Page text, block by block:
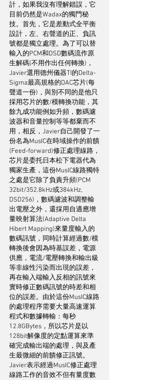
計，如果我沒有理解錯誤，它
目前仍然是Wadax的獨門秘
技。首先，它是差動式全平衡
設計，左、右聲道的正、負訊
號都是獨立處理。為了可以替
輸入的PCM和DSD數碼流作原
生解碼(不用作出任何轉換)，
Javier選用德州儀器TI的Delta-
Sigma最高規格的DAC芯片(每
聲道一份)，與別不同的是他只
採用芯片的數/模轉換功能，其
餘九成功能例如升頻，數碼濾
波器和音量控制等等都棄而不
用，相反，Javier自己開發了一
份名為MusIC在時域操作的前饋
(Feed-forward)修正處理線路，
芯片是委托日本松下電器代為
獨家生產，這份MusIC線路獨特
之處是它除了負責升頻(PCM
32bit/352.8kHz或384kHz,
DSD256)，數碼濾波和調整輸
出電壓之外，還採用自適應增
量映射算法(Adaptive Delta
Hibert Mapping)來量度輸入的
數碼訊號，同時計算經過數/模
轉換後會因為時基誤差，電源
供應，電流/電壓轉換和輸出級
等非線性污染而出現的誤差，
再在輸入端輸入反相的訊號來
實時修正數碼訊號的時差和相
位的誤差。由於這份MusIC線路
的處理程序需要大量高速運算
程式和數據轉輸：每秒
12.8GBytes，所以芯片是以
128bit解像度的定點運算來準
確完成輸出端的處理，與及產
生最微細的前饋修正訊號。
Javier表示經過MusIC修正處理
線路工作的音效不但有量度數